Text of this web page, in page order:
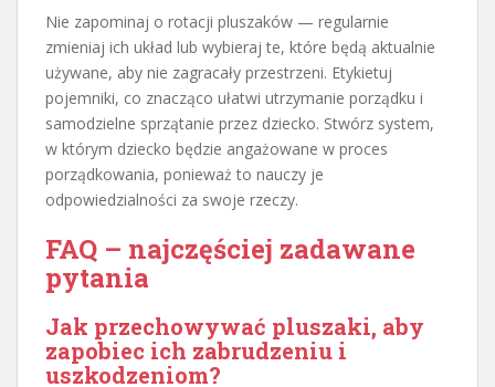
Nie zapominaj o rotacji pluszaków — regularnie
zmieniaj ich układ lub wybieraj te, które będą aktualnie
używane, aby nie zagracały przestrzeni. Etykietuj
pojemniki, co znacząco ułatwi utrzymanie porządku i
samodzielne sprzątanie przez dziecko. Stwórz system,
w którym dziecko będzie angażowane w proces
porządkowania, ponieważ to nauczy je
odpowiedzialności za swoje rzeczy.
FAQ – najczęściej zadawane
pytania
Jak przechowywać pluszaki, aby
zapobiec ich zabrudzeniu i
uszkodzeniom?